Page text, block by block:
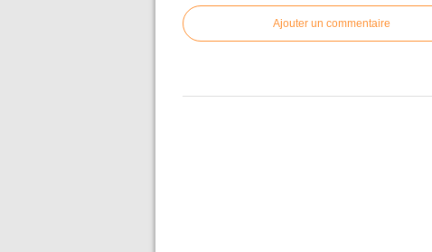
Ajouter un commentaire